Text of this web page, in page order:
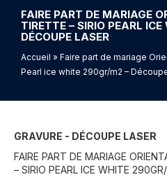
FAIRE PART DE MARIAGE
TIRETTE – SIRIO PEARL
DÉCOUPE LASER
Accueil » Faire part de mariage
Pearl ice white 290gr/m2 –
GRAVURE - DÉCOUPE LASER
FAIRE PART DE MARIAGE
– SIRIO PEARL ICE WHITE